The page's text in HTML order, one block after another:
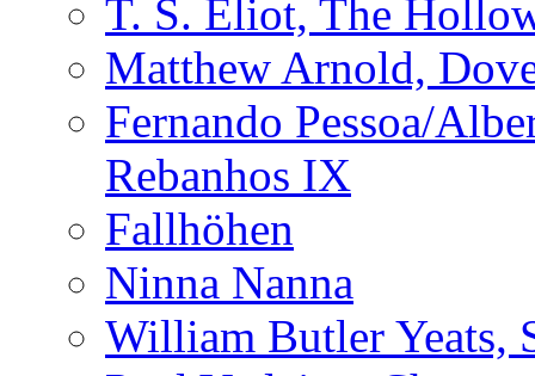
T. S. Eliot, The
Matthew Arnold,
Fernando Pessoa/
Rebanhos IX
Fallhöhen
Ninna Nanna
William Butler Yeats,